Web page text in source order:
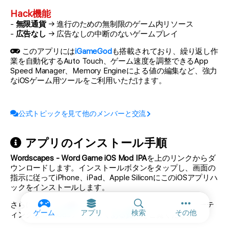
ゲーム アプリ 検索 その他その他のオ
Hack機能
- 無限通貨→ 進行のための無制限のゲーム内リソース
- 広告なし → 広告なしの中断のないゲームプレイ
このアプリにはiGameGodも搭載されており、繰り返し作
業を自動化するAuto Touch、ゲーム速度を調整できるApp
Speed Manager、Memory Engineによる値の編集など、強力
なiOSゲーム用ツールをご利用いただけます。
公式トピックを見て他のメンバーと交流
アプリのインストール手順
Wordscapes - Word Game iOS Mod IPAを上のリンクからダ
ウンロードします。インストールボタンをタップし、画面の
指示に従ってiPhone、iPad、Apple SiliconにこのiOSアプリハ
ックをインストールします。
さらにヘルプが必要ですか? 詳しい回答とトラブルシューテ
ィングはiOSGodsアプリ よくある質問をご覧ください。